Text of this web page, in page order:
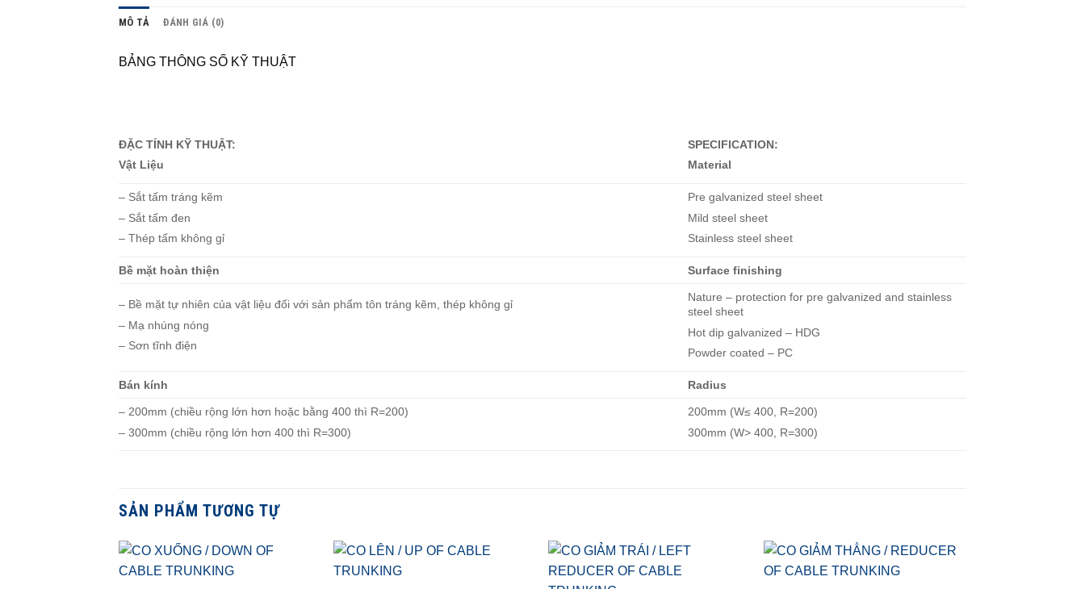
MÔ TẢ ĐÁNH GIÁ (0)
BẢNG THÔNG SỐ KỸ THUẬT
ĐẶC TÍNH KỸ THUẬT:
Vật Liệu
SPECIFICATION:
Material
– Sắt tấm tráng kẽm
– Sắt tấm đen
– Thép tấm không gỉ
Pre galvanized steel sheet
Mild steel sheet
Stainless steel sheet
Bề mặt hoàn thiện Surface finishing
– Bề mặt tự nhiên của vật liệu đối với sản phẩm tôn tráng kẽm, thép không gỉ
– Mạ nhúng nóng
– Sơn tĩnh điện
Nature – protection for pre galvanized and stainless
steel sheet
Hot dip galvanized – HDG
Powder coated – PC
Bán kính Radius
– 200mm (chiều rộng lớn hơn hoặc bằng 400 thì R=200)
– 300mm (chiều rộng lớn hơn 400 thì R=300)
200mm (W≤ 400, R=200)
300mm (W> 400, R=300)
SẢN PHẨM TƯƠNG TỰ